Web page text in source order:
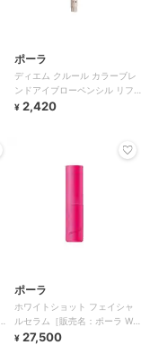
ポーラ
ディエム クルール カラーブレ
ンドアイブローペンシル リフ
ィル
¥ 2,420
ポーラ
ホワイトショット フェイシャ
ルセラム［販売名：ポーラ WS
フェイシャルセ
¥ 27,500